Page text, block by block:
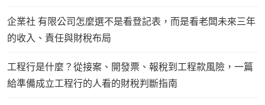
企業社 有限公司怎麼選不是看登記表，而是看老闆未來三年
的收入、責任與財稅布局
工程行是什麼？從接案、開發票、報稅到工程款風險，一篇
給準備成立工程行的人看的財稅判斷指南